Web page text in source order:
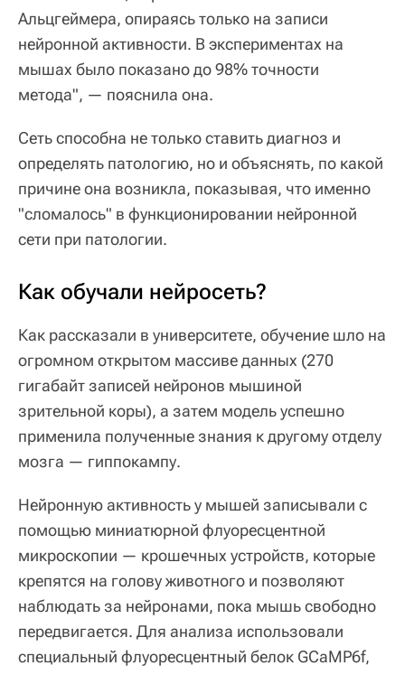
Альцгеймера, опираясь только на записи
нейронной активности. В экспериментах на
мышах было показано до 98% точности
метода", — пояснила она.
Сеть способна не только ставить диагноз и
определять патологию, но и объяснять, по какой
причине она возникла, показывая, что именно
"сломалось" в функционировании нейронной
сети при патологии.
Как обучали нейросеть?
Как рассказали в университете, обучение шло на
огромном открытом массиве данных (270
гигабайт записей нейронов мышиной
зрительной коры), а затем модель успешно
применила полученные знания к другому отделу
мозга — гиппокампу.
Нейронную активность у мышей записывали с
помощью миниатюрной флуоресцентной
микроскопии — крошечных устройств, которые
крепятся на голову животного и позволяют
наблюдать за нейронами, пока мышь свободно
передвигается. Для анализа использовали
специальный флуоресцентный белок GCaMP6f,